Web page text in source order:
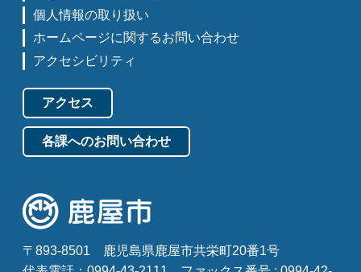
個人情報の取り扱い
ホームページに関するお問い合わせ
アクセシビリティ
アクセス
各課へのお問い合わせ
〒893-8501
鹿児島県鹿屋市共栄町20番1号